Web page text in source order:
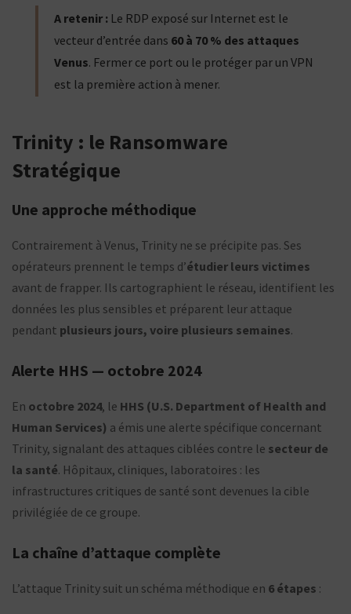
A retenir : Le RDP exposé sur Internet est le
vecteur d’entrée dans 60 à 70 % des attaques
Venus. Fermer ce port ou le protéger par un VPN
est la première action à mener.
Trinity : le Ransomware
Stratégique
Une approche méthodique
Contrairement à Venus, Trinity ne se précipite pas. Ses
opérateurs prennent le temps d’étudier leurs victimes
avant de frapper. Ils cartographient le réseau, identifient les
données les plus sensibles et préparent leur attaque
pendant plusieurs jours, voire plusieurs semaines.
Alerte HHS — octobre 2024
En octobre 2024, le HHS (U.S. Department of Health and
Human Services) a émis une alerte spécifique concernant
Trinity, signalant des attaques ciblées contre le secteur de
la santé. Hôpitaux, cliniques, laboratoires : les
infrastructures critiques de santé sont devenues la cible
privilégiée de ce groupe.
La chaîne d’attaque complète
L’attaque Trinity suit un schéma méthodique en 6 étapes :